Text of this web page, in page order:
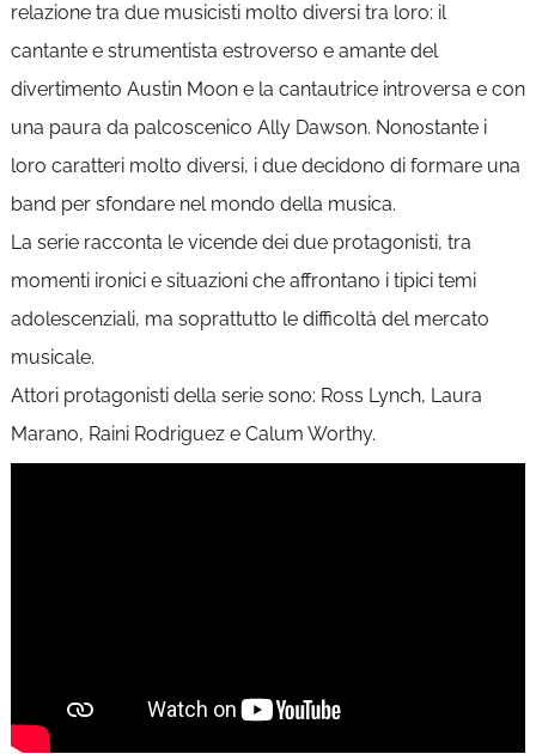
relazione tra due musicisti molto diversi tra loro: il
cantante e strumentista estroverso e amante del
divertimento Austin Moon e la cantautrice introversa e con
una paura da palcoscenico Ally Dawson. Nonostante i
loro caratteri molto diversi, i due decidono di formare una
band per sfondare nel mondo della musica.
La serie racconta le vicende dei due protagonisti, tra
momenti ironici e situazioni che affrontano i tipici temi
adolescenziali, ma soprattutto le difficoltà del mercato
musicale.
Attori protagonisti della serie sono: Ross Lynch, Laura
Marano, Raini Rodriguez e Calum Worthy.